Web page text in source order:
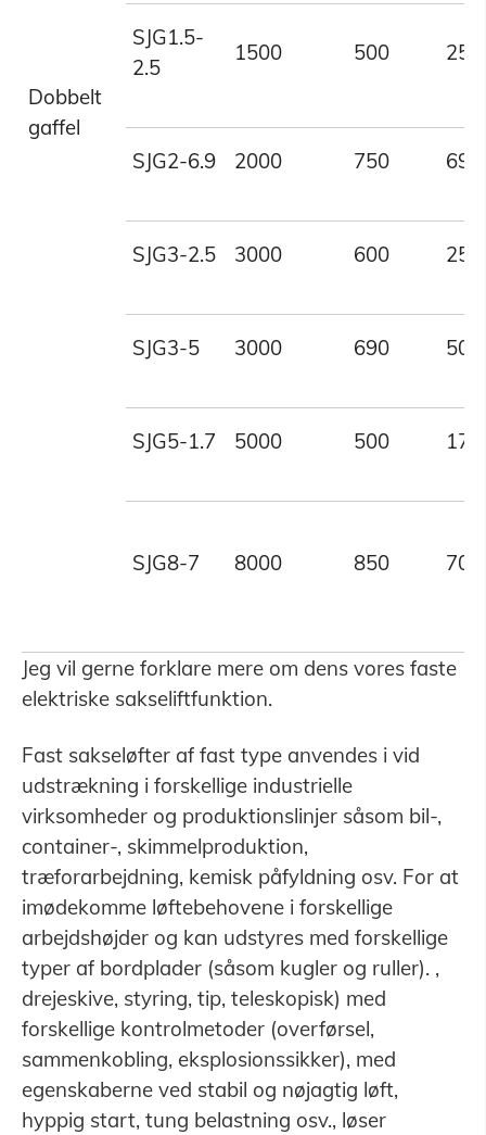
Dobbelt
gaffel
SJG1.5-
2.5
1500 500
SJG2-6.9 2000 750
SJG3-2.5 3000 600
SJG3-5 3000 690
SJG5-1.7 5000 500
SJG8-7 8000 850
Jeg vil gerne forklare mere om dens vores faste
elektriske sakseliftfunktion.
Fast sakseløfter af fast type anvendes i vid
udstrækning i forskellige industrielle
virksomheder og produktionslinjer såsom bil-,
container-, skimmelproduktion,
træforarbejdning, kemisk påfyldning osv. For at
imødekomme løftebehovene i forskellige
arbejdshøjder og kan udstyres med forskellige
typer af bordplader (såsom kugler og ruller). ,
drejeskive, styring, tip, teleskopisk) med
forskellige kontrolmetoder (overførsel,
sammenkobling, eksplosionssikker), med
egenskaberne ved stabil og nøjagtig løft,
hyppig start, tung belastning osv., løser